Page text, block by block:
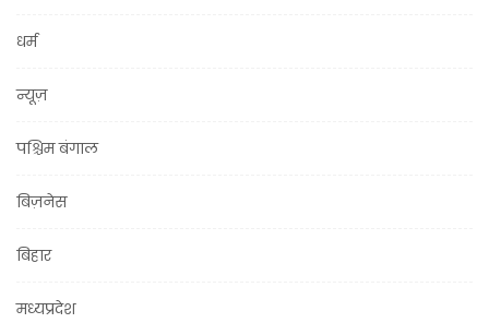
धर्म
न्यूज़
पश्चिम बंगाल
बिज़नेस
बिहार
मध्यप्रदेश